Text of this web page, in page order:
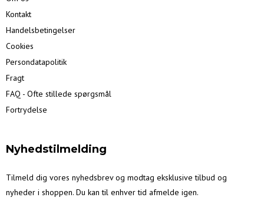
Kontakt
Handelsbetingelser
Cookies
Persondatapolitik
Fragt
FAQ - Ofte stillede spørgsmål
Fortrydelse
Nyhedstilmelding
Tilmeld dig vores nyhedsbrev og modtag eksklusive tilbud og
nyheder i shoppen. Du kan til enhver tid afmelde igen.